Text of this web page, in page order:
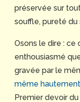
préservée sur
souffle, pureté
Osons le dire : ce
enthousiasmé
gravée par le
même
Premier devoir